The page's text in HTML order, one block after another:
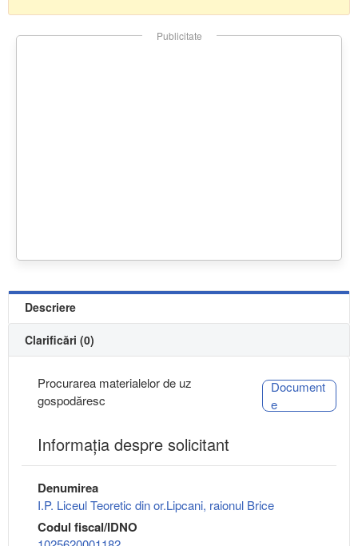
Publicitate
Descriere
Clarificări (0)
Procurarea materialelor de uz
gospodăresc
Document
e
Informaţia despre solicitant
Denumirea
I.P. Liceul Teoretic din or.Lipcani, raionul Brice
Codul fiscal/IDNO